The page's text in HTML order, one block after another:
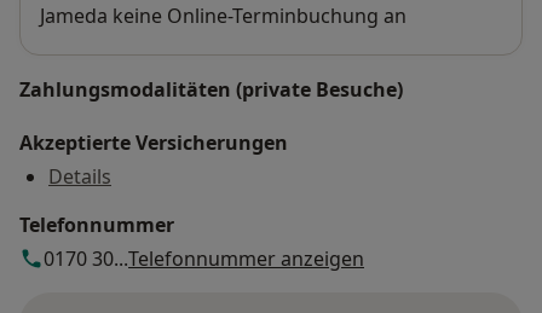
Jameda keine Online-Terminbuchung an
Zahlungsmodalitäten (private Besuche)
Akzeptierte Versicherungen
Details
Telefonnummer
0170 30...Telefonnummer anzeigen